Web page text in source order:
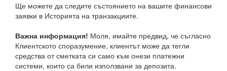
Ще можете да следите състоянието на вашите финансови
заявки в Историята на транзакциите.
Важна информация! Моля, имайте предвид, че съгласно
Клиентското споразумение, клиентът може да тегли
средства от сметката си само към онези платежни
системи, които са били използвани за депозита.